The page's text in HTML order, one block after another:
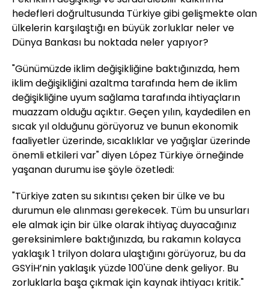
hedefleri doğrultusunda Türkiye gibi gelişmekte olan
ülkelerin karşılaştığı en büyük zorluklar neler ve
Dünya Bankası bu noktada neler yapıyor?
"Günümüzde iklim değişikliğine baktığınızda, hem
iklim değişikliğini azaltma tarafında hem de iklim
değişikliğine uyum sağlama tarafında ihtiyaçların
muazzam olduğu açıktır. Geçen yılın, kaydedilen en
sıcak yıl olduğunu görüyoruz ve bunun ekonomik
faaliyetler üzerinde, sıcaklıklar ve yağışlar üzerinde
önemli etkileri var" diyen López Türkiye örneğinde
yaşanan durumu ise şöyle özetledi:
"Türkiye zaten su sıkıntısı çeken bir ülke ve bu
durumun ele alınması gerekecek. Tüm bu unsurları
ele almak için bir ülke olarak ihtiyaç duyacağınız
gereksinimlere baktığınızda, bu rakamın kolayca
yaklaşık 1 trilyon dolara ulaştığını görüyoruz, bu da
GSYİH’nin yaklaşık yüzde 100'üne denk geliyor. Bu
zorluklarla başa çıkmak için kaynak ihtiyacı kritik."